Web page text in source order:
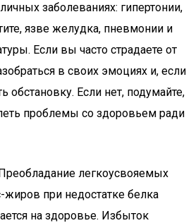
заболеваниях: гипертонии,
язве желудка, пневмонии и
Если вы часто страдаете от
в своих эмоциях и, если
обстановку. Если нет, подумайте,
проблемы со здоровьем ради
легкоусвояемых
жиров при недостатке белка
на здоровье. Избыток